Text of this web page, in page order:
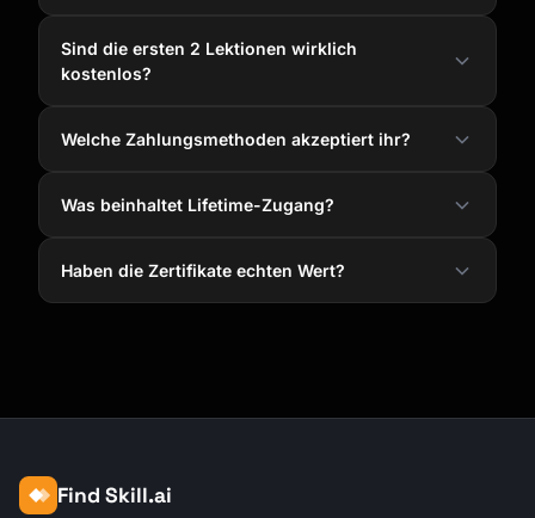
Sind die ersten 2 Lektionen wirklich
kostenlos?
Welche Zahlungsmethoden akzeptiert ihr?
Was beinhaltet Lifetime-Zugang?
Haben die Zertifikate echten Wert?
Find Skill.ai